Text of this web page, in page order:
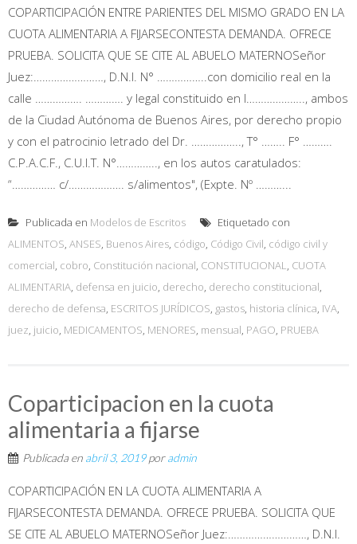
COPARTICIPACIÓN ENTRE PARIENTES DEL MISMO GRADO EN LA
CUOTA ALIMENTARIA A FIJARSECONTESTA DEMANDA. OFRECE
PRUEBA. SOLICITA QUE SE CITE AL ABUELO MATERNOSeñor
Juez:……………………, D.N.I. N° ……………..con domicilio real en la
calle ……………. …………. y legal constituido en l……………….., ambos
de la Ciudad Autónoma de Buenos Aires, por derecho propio
y con el patrocinio letrado del Dr. …………….., T° …….. F° ……….
C.P.A.C.F., C.U.I.T. N°………….., en los autos caratulados:
“…………… c/………………. s/alimentos", (Expte. Nº ………...
Publicada en Modelos de Escritos
Etiquetado con
ALIMENTOS, ANSES, Buenos Aires, código, Código Civil, código civil y
comercial, cobro, Constitución nacional, CONSTITUCIONAL, CUOTA
ALIMENTARIA, defensa en juicio, derecho, derecho constitucional,
derecho de defensa, ESCRITOS JURÍDICOS, gastos, historia clínica, IVA,
juez, juicio, MEDICAMENTOS, MENORES, mensual, PAGO, PRUEBA
Coparticipacion en la cuota
alimentaria a fijarse
Publicada en abril 3, 2019poradmin
COPARTICIPACIÓN EN LA CUOTA ALIMENTARIA A
FIJARSECONTESTA DEMANDA. OFRECE PRUEBA. SOLICITA QUE
SE CITE AL ABUELO MATERNOSeñor Juez:………………………, D.N.I.